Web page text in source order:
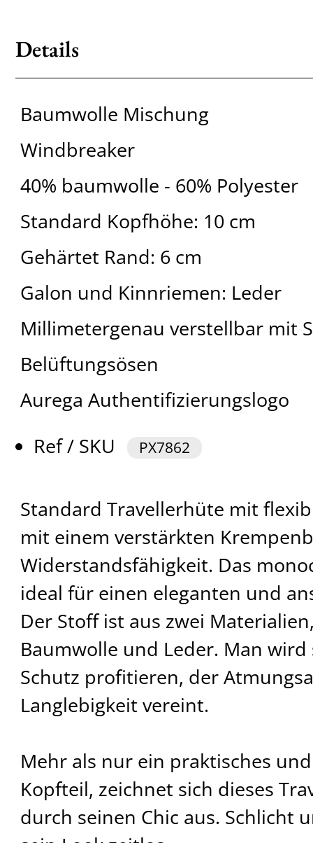
Details
Baumwolle Mischung
Windbreaker
40% baumwolle - 60% Polyester
Standard Kopfhöhe: 10 cm
Gehärtet Rand: 6 cm
Galon und Kinnriemen: Leder
Millimetergenau verstellbar mit
Belüftungsösen
Aurega Authentifizierungslogo
Ref / SKU
PX7862
Standard Travellerhüte mit
mit einem verstärkten
Widerstandsfähigkeit. Das
ideal für einen eleganten und
Der Stoff ist aus zwei
Baumwolle und Leder. Man
Schutz profitieren, der
Langlebigkeit vereint.
Mehr als nur ein praktisches
Kopfteil, zeichnet sich dieses
durch seinen Chic aus. Schlicht